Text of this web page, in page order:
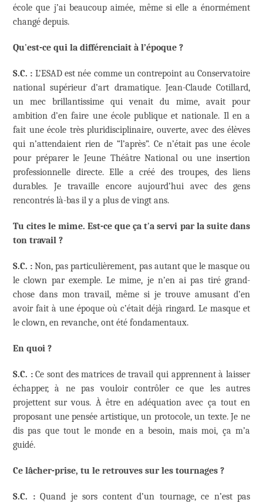
école que j’ai beaucoup aimée, même si elle a énormément
changé depuis.
Qu’est-ce qui la différenciait à l’époque ?
S.C. : L’ESAD est née comme un contrepoint au Conservatoire
national supérieur d’art dramatique. Jean-Claude Cotillard,
un mec brillantissime qui venait du mime, avait pour
ambition d’en faire une école publique et nationale. Il en a
fait une école très pluridisciplinaire, ouverte, avec des élèves
qui n’attendaient rien de “l’après”. Ce n’était pas une école
pour préparer le Jeune Théâtre National ou une insertion
professionnelle directe. Elle a créé des troupes, des liens
durables. Je travaille encore aujourd’hui avec des gens
rencontrés là-bas il y a plus de vingt ans.
Tu cites le mime. Est-ce que ça t’a servi par la suitedans
ton travail ?
S.C. :Non, pas particulièrement, pas autant que le masque ou
le clown par exemple. Le mime, je n’en ai pas tiré grand-
chose dans mon travail, même si je trouve amusant d’en
avoir fait à une époque où c’était déjà ringard. Le masque et
le clown, en revanche, ont été fondamentaux.
En quoi ?
S.C. :Ce sont des matrices de travail qui apprennent à laisser
échapper, à ne pas vouloir contrôler ce que les autres
projettent sur vous. À être en adéquation avec ça tout en
proposant une pensée artistique, un protocole, un texte. Je ne
dis pas que tout le monde en a besoin, mais moi, ça m’a
guidé.
Ce lâcher-prise, tu le retrouves sur les tournages ?
S.C. : Quand je sors content d’un tournage, ce n’est pas